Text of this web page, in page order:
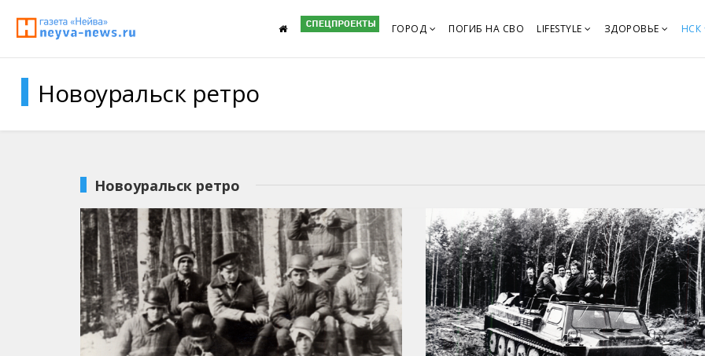
ГОРОД ПОГИБ НА СВО LIFESTYLE ЗДОРОВЬЕ НСК
Новоуральск ретро
Новоуральск ретро